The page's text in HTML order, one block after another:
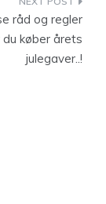
råd og regler
du køber årets
julegaver..!